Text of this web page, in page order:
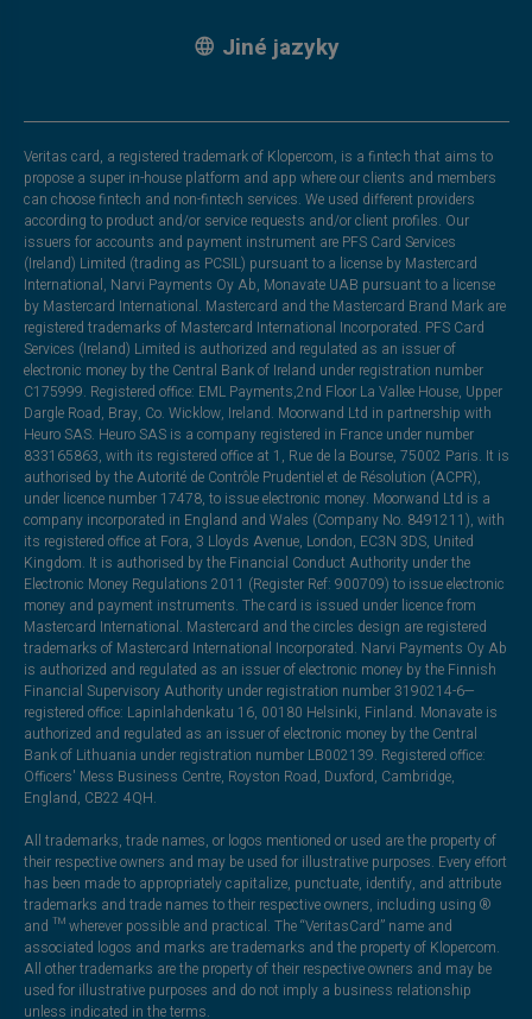
Jiné jazyky
Veritas card, a registered trademark of Klopercom, is a fintech that aims to
propose a super in-house platform and app where our clients and members
can choose fintech and non-fintech services. We used different providers
according to product and/or service requests and/or client profiles. Our
issuers for accounts and payment instrument are PFS Card Services
(Ireland) Limited (trading as PCSIL) pursuant to a license by Mastercard
International, Narvi Payments Oy Ab, Monavate UAB pursuant to a license
by Mastercard International. Mastercard and the Mastercard Brand Mark are
registered trademarks of Mastercard International Incorporated. PFS Card
Services (Ireland) Limited is authorized and regulated as an issuer of
electronic money by the Central Bank of Ireland under registration number
C175999. Registered office: EML Payments,2nd Floor La Vallee House, Upper
Dargle Road, Bray, Co. Wicklow, Ireland. Moorwand Ltd in partnership with
Heuro SAS. Heuro SAS is a company registered in France under number
833165863, with its registered office at 1, Rue de la Bourse, 75002 Paris. It is
authorised by the Autorité de Contrôle Prudentiel et de Résolution (ACPR),
under licence number 17478, to issue electronic money. Moorwand Ltd is a
company incorporated in England and Wales (Company No. 8491211), with
its registered office at Fora, 3 Lloyds Avenue, London, EC3N 3DS, United
Kingdom. It is authorised by the Financial Conduct Authority under the
Electronic Money Regulations 2011 (Register Ref: 900709) to issue electronic
money and payment instruments. The card is issued under licence from
Mastercard International. Mastercard and the circles design are registered
trademarks of Mastercard International Incorporated. Narvi Payments Oy Ab
is authorized and regulated as an issuer of electronic money by the Finnish
Financial Supervisory Authority under registration number 3190214-6—
registered office: Lapinlahdenkatu 16, 00180 Helsinki, Finland. Monavate is
authorized and regulated as an issuer of electronic money by the Central
Bank of Lithuania under registration number LB002139. Registered office:
Officers' Mess Business Centre, Royston Road, Duxford, Cambridge,
England, CB22 4QH.
All trademarks, trade names, or logos mentioned or used are the property of
their respective owners and may be used for illustrative purposes. Every effort
has been made to appropriately capitalize, punctuate, identify, and attribute
trademarks and trade names to their respective owners, including using ®
and ™ wherever possible and practical. The “VeritasCard” name and
associated logos and marks are trademarks and the property of Klopercom.
All other trademarks are the property of their respective owners and may be
used for illustrative purposes and do not imply a business relationship
unless indicated in the terms.